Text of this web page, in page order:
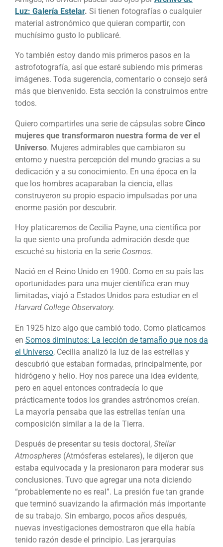
Luz: Galería Estelar. Si tienen fotografías o cualquier
material astronómico que quieran compartir, con
muchísimo gusto lo publicaré.
Yo también estoy dando mis primeros pasos en la
astrofotografía, así que estaré subiendo mis primeras
imágenes. Toda sugerencia, comentario o consejo será
más que bienvenido. Esta sección la construimos entre
todos.
Quiero compartirles una serie de cápsulas sobre Cinco
mujeres que transformaron nuestra forma de ver el
Universo. Mujeres admirables que cambiaron su
entorno y nuestra percepción del mundo gracias a su
dedicación y a su conocimiento. En una época en la
que los hombres acaparaban la ciencia, ellas
construyeron su propio espacio impulsadas por una
enorme pasión por descubrir.
Hoy platicaremos de Cecilia Payne, una científica por
la que siento una profunda admiración desde que
escuché su historia en la serie Cosmos.
Nació en el Reino Unido en 1900. Como en su país las
oportunidades para una mujer científica eran muy
limitadas, viajó a Estados Unidos para estudiar en el
Harvard College Observatory.
En 1925 hizo algo que cambió todo. Como platicamos
en Somos diminutos: La lección de tamaño que nos da
el Universo, Cecilia analizó la luz de las estrellas y
descubrió que estaban formadas, principalmente, por
hidrógeno y helio. Hoy nos parece una idea evidente,
pero en aquel entonces contradecía lo que
prácticamente todos los grandes astrónomos creían.
La mayoría pensaba que las estrellas tenían una
composición similar a la de la Tierra.
Después de presentar su tesis doctoral, Stellar
Atmospheres (Atmósferas estelares), le dijeron que
estaba equivocada y la presionaron para moderar sus
conclusiones. Tuvo que agregar una nota diciendo
“probablemente no es real”. La presión fue tan grande
que terminó suavizando la afirmación más importante
de su trabajo. Sin embargo, pocos años después,
nuevas investigaciones demostraron que ella había
tenido razón desde el principio. Las jerarquías